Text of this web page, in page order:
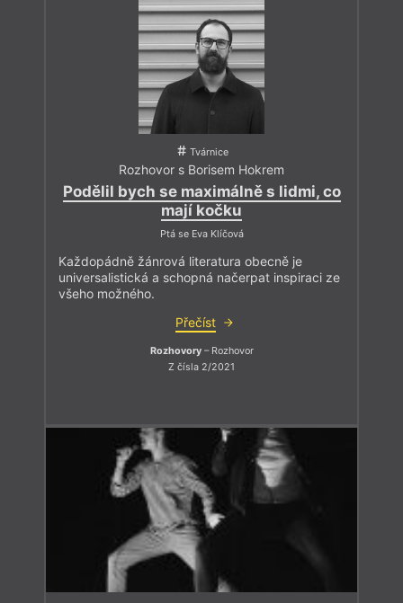
Tvárnice
Rozhovor s Borisem Hokrem
Podělil bych se maximálně s lidmi, co
mají kočku
Ptá se Eva Klíčová
Každopádně žánrová literatura obecně je
universalistická a schopná načerpat inspiraci ze
všeho možného.
Přečíst
Rozhovory– Rozhovor
Z čísla 2/2021